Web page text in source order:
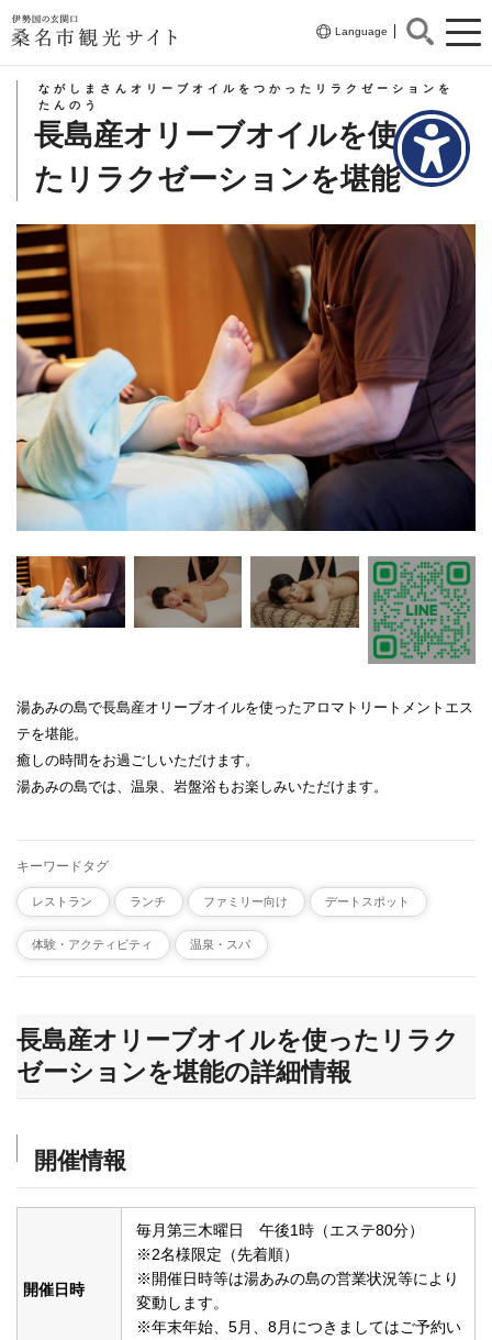
伊勢国の玄関口
桑名市観光サイト
Language
ながしまさんオリーブオイルをつかったリラクゼーションを
たんのう
長島産オリーブオイルを使っ
たリラクゼーションを堪能
湯あみの島で長島産オリーブオイルを使ったアロマトリートメントエス
テを堪能。
癒しの時間をお過ごしいただけます。
湯あみの島では、温泉、岩盤浴もお楽しみいただけます。
キーワードタグ
レストラン ランチ ファミリー向け デートスポット
体験・アクティビティ 温泉・スパ
長島産オリーブオイルを使ったリラク
ゼーションを堪能の詳細情報
開催情報
開催日時
毎月第三木曜日 午後1時（エステ80分）
※2名様限定（先着順）
※開催日時等は湯あみの島の営業状況等により
変動します。
※年末年始、5月、8月につきましてはご予約い